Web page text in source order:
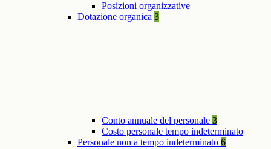
Posizioni organizzative
Dotazione organica 3
Conto annuale del personale 3
Costo personale tempo indeterminato
Personale non a tempo indeterminato 6